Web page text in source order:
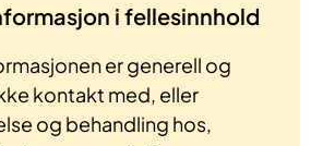
i fellesinnhold
er generell og
kontakt med, eller
og behandling hos,